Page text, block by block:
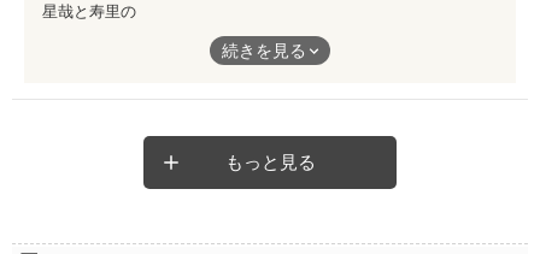
星哉と寿里の
続きを見る
もっと見る